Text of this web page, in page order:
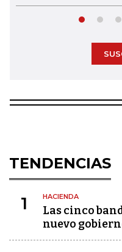
TENDENCIAS
1 HACIENDA
Las cinco
nuevo